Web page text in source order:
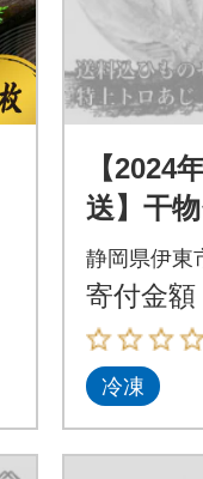
【2024
送】干
C】特ト
じ各8
の干物
静岡県伊東
寄付金額
冷凍